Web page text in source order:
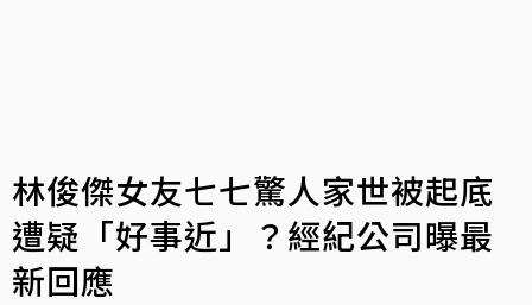
林俊傑女友七七驚人家世被起底
遭疑「好事近」？經紀公司曝最
新回應